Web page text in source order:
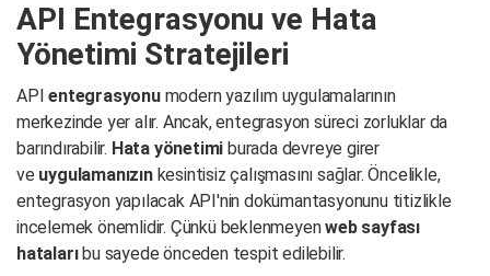
API Entegrasyonu ve Hata
Yönetimi Stratejileri
APIentegrasyonumodern yazılım uygulamalarının
merkezinde yer alır. Ancak, entegrasyon süreci zorluklar da
barındırabilir. Hata yönetimi burada devreye girer
ve uygulamanızınkesintisiz çalışmasını sağlar. Öncelikle,
entegrasyon yapılacak API'nin dokümantasyonunu titizlikle
incelemek önemlidir. Çünkü beklenmeyenweb sayfası
hatalarıbu sayede önceden tespit edilebilir.